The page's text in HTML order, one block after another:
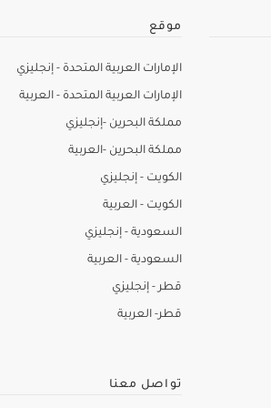
موقع
الإمارات العربية المتحدة - إنجليزي
الإمارات العربية المتحدة - العربية
مملكة البحرين -إنجليزي
مملكة البحرين -العربية
الكويت - إنجليزي
الكويت - العربية
السعودية - إنجليزي
السعودية - العربية
قطر - إنجليزي
قطر- العربية
تواصل معنا